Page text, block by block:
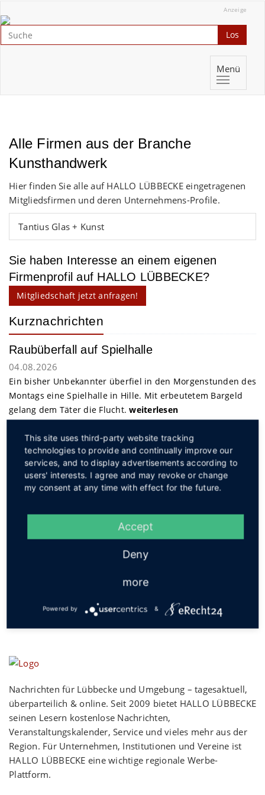
Anzeige
Los
Menü
Alle Firmen aus der Branche
Kunsthandwerk
Hier finden Sie alle auf HALLO LÜBBECKE eingetragenen
Mitgliedsfirmen und deren Unternehmens-Profile.
Tantius Glas + Kunst
Sie haben Interesse an einem eigenen
Firmenprofil auf HALLO LÜBBECKE?
Mitgliedschaft jetzt anfragen!
Kurznachrichten
Raubüberfall auf Spielhalle
04.08.2026
Ein bisher Unbekannter überfiel in den Morgenstunden des
Montags eine Spielhalle in Hille. Mit erbeutetem Bargeld
gelang dem Täter die Flucht.weiterlesen
Service
Social
Nachrichten für Lübbecke und Umgebung – tagesaktuell,
überparteilich & online. Seit 2009 bietet HALLO LÜBBECKE
seinen Lesern kostenlose Nachrichten,
Veranstaltungskalender, Service und vieles mehr aus der
Region. Für Unternehmen, Institutionen und Vereine ist
HALLO LÜBBECKE eine wichtige regionale Werbe-
Plattform.
This site uses third-party website tracking
technologies to provide and continually improve our
services, and to display advertisements according to
users' interests. I agree and may revoke or change
my consent at any time with effect for the future.
Accept
Deny
more
Powered by &